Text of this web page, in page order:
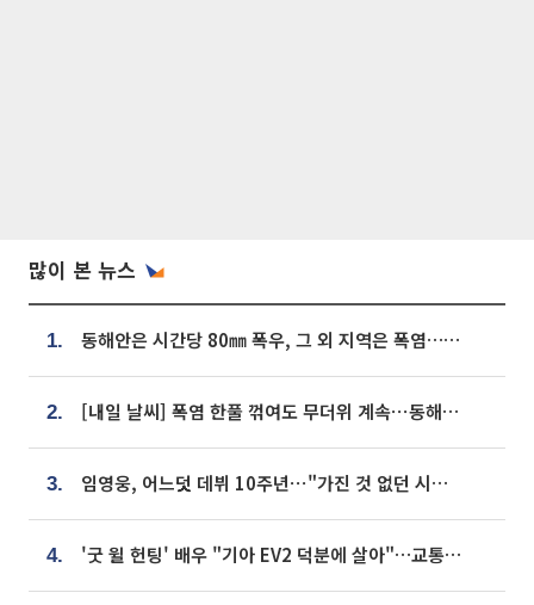
많이 본 뉴스
1. 동해안은 시간당 80㎜ 폭우, 그 외 지역은 폭염…‘극과 극 날씨’
2. [내일 날씨] 폭염 한풀 꺾여도 무더위 계속⋯동해안 이틀 연속 비
3. 임영웅, 어느덧 데뷔 10주년⋯"가진 것 없던 시절, 내 앞엔 20명의 팬뿐"
4. '굿 윌 헌팅' 배우 "기아 EV2 덕분에 살아"…교통사고 후 안전성 극찬